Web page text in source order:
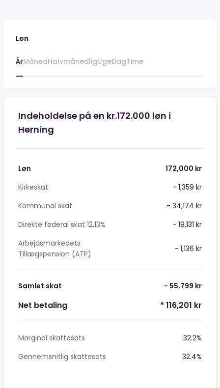
Løn
ÅrMånedHalvmånedligUgeDagTime
Indeholdelse på en kr.172.000 løn i
Herning
Løn
172,000 kr
Kirkeskat
- 1,359 kr
Kommunal skat
- 34,174 kr
Direkte føderal skat 12,13%
- 19,131 kr
Arbejdsmarkedets
Tillægspension (ATP)
- 1,136 kr
Samlet skat - 55,799 kr
Net betaling * 116,201 kr
Marginal skattesats
32.2%
Gennemsnitlig skattesats
32.4%